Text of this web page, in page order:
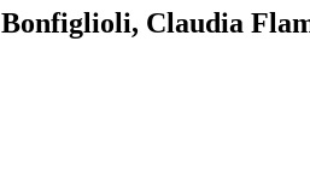
Bonfiglioli, Claudia